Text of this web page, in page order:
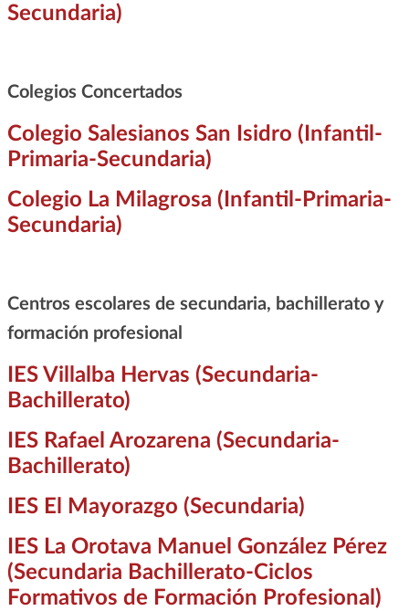
Secundaria)
Colegios Concertados
Colegio Salesianos San Isidro (Infantil-
Primaria-Secundaria)
Colegio La Milagrosa (Infantil-Primaria-
Secundaria)
Centros escolares de secundaria, bachillerato y
formación profesional
IES Villalba Hervas (Secundaria-
Bachillerato)
IES Rafael Arozarena (Secundaria-
Bachillerato)
IES El Mayorazgo (Secundaria)
IES La Orotava Manuel González Pérez
(Secundaria Bachillerato-Ciclos
Formativos de Formación Profesional)